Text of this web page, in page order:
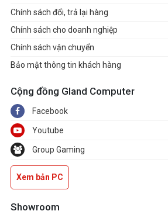
Chính sách đổi, trả lại hàng
Chính sách cho doanh nghiệp
Chính sách vận chuyển
Bảo mật thông tin khách hàng
Cộng đồng Gland Computer
Facebook
Youtube
Group Gaming
Xem bản PC
Showroom